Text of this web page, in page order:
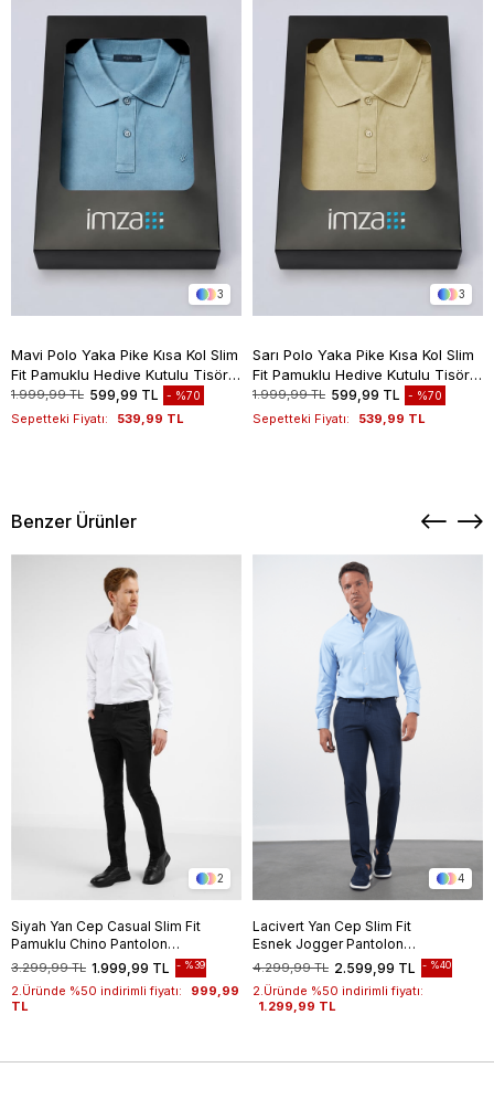
3
Mavi Polo Yaka Pike Kısa Kol Slim
Fit Pamuklu Hediye Kutulu Tişört
1011260169
1.999,99 TL 599,99 TL %70
Sepetteki Fiyatı: 539,99 TL
3
Sarı Polo Yaka Pike Kısa Kol Slim
Fit Pamuklu Hediye Kutulu Tişört
1011260169
1.999,99 TL 599,99 TL %70
Sepetteki Fiyatı: 539,99 TL
Benzer Ürünler
2
Siyah Yan Cep Casual Slim Fit
Pamuklu Chino Pantolon
1003255172 1.999,99 TL
3.299,99 TL %39
2.Üründe %50 indirimli fiyatı:
999,99
TL
4
Lacivert Yan Cep Slim Fit
Esnek Jogger Pantolon
1003260179
2.599,99 TL
4.299,99 TL %40
2.Üründe %50 indirimli fiyatı:
1.299,99 TL